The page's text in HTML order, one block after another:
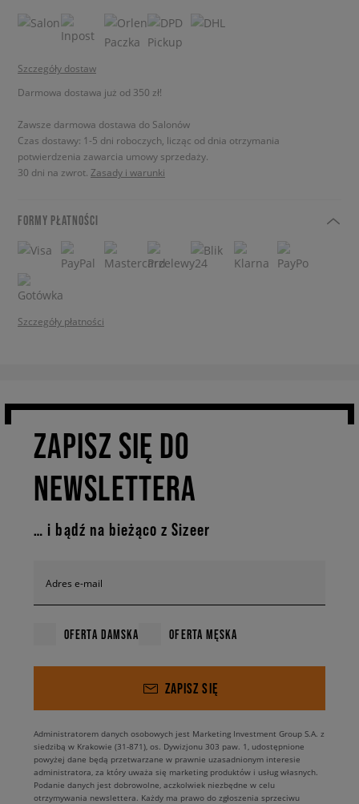
Szczegóły dostaw
Darmowa dostawa już od 350 zł!
Zawsze darmowa dostawa do Salonów
Czas dostawy: 1-5 dni roboczych, licząc od dnia otrzymania
potwierdzenia zawarcia umowy sprzedaży.
30 dni na zwrot. Zasady i warunki
FORMY PŁATNOŚCI
Szczegóły płatności
ZAPISZ SIĘ DO
NEWSLETTERA
… i bądź na bieżąco z Sizeer
Adres e-mail
OFERTA DAMSKA OFERTA MĘSKA
ZAPISZ SIĘ
Administratorem danych osobowych jest Marketing Investment Group S.A. z
siedzibą w Krakowie (31-871), os. Dywizjonu 303 paw. 1, udostępnione
powyżej dane będą przetwarzane w prawnie uzasadnionym interesie
administratora, za który uważa się marketing produktów i usług własnych.
Podanie danych jest dobrowolne, aczkolwiek niezbędne w celu
otrzymywania newslettera. Każdy ma prawo do zgłoszenia sprzeciwu